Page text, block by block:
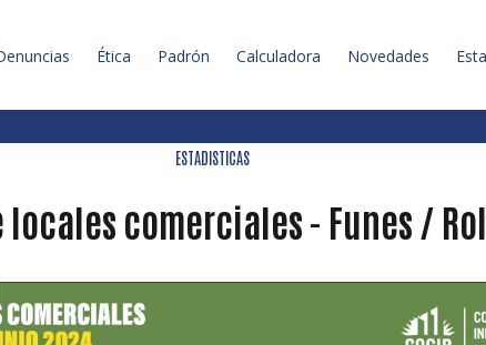
Ética Padrón Calculadora Novedades
ESTADISTICAS
comerciales - Funes /